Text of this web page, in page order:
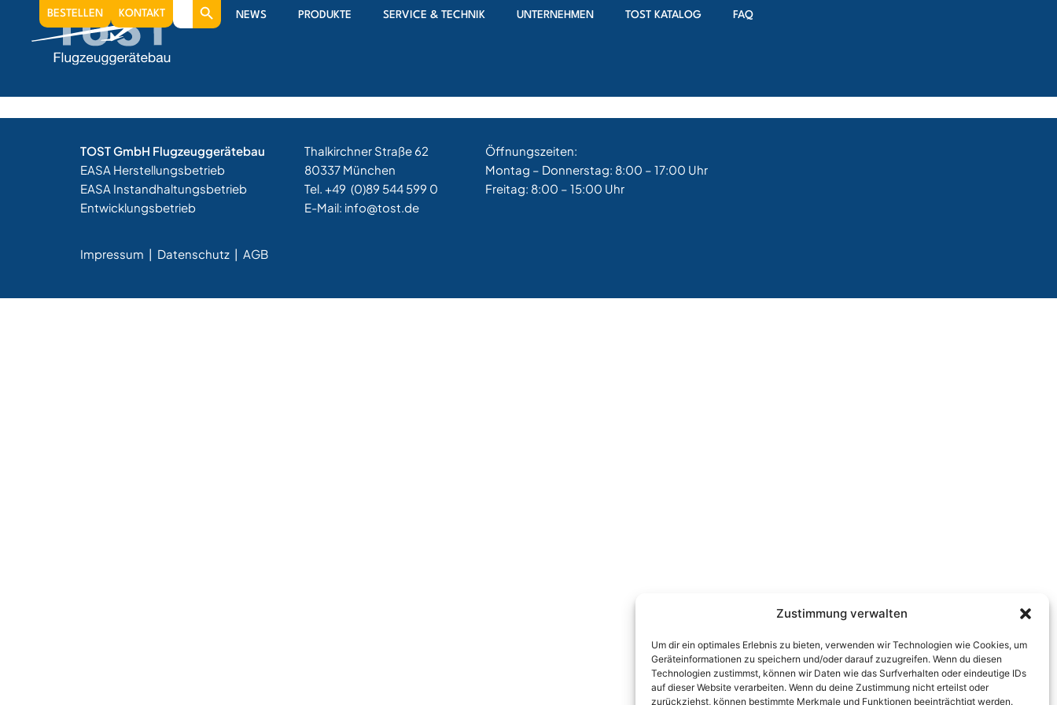
Zustimmung verwalten
Um dir ein optimales Erlebnis zu bieten, verwenden wir Technologien wie Cookies, um
Geräteinformationen zu speichern und/oder darauf zuzugreifen. Wenn du diesen
Technologien zustimmst, können wir Daten wie das Surfverhalten oder eindeutige IDs
auf dieser Website verarbeiten. Wenn du deine Zustimmung nicht erteilst oder
zurückziehst, können bestimmte Merkmale und Funktionen beeinträchtigt werden.
NEWS PRODUKTE SERVICE & TECHNIK UNTERNEHMEN TOST KATALOG FAQ
BESTELLEN KONTAKT
Search
for:
1952
Production of the 1st Tost nose release
TOST GmbH Flugzeuggerätebau
EASA Herstellungsbetrieb
EASA Instandhaltungsbetrieb
Entwicklungsbetrieb
Thalkirchner Straße 62
80337 München
Tel. +49 (0)89 544 599 0
E-Mail: info@tost.de
Öffnungszeiten:
Montag – Donnerstag: 8:00 – 17:00 Uhr
Freitag: 8:00 – 15:00 Uhr
Impressum | Datenschutz | AGB